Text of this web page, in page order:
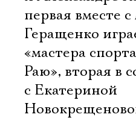
первая вместе
Геращенко
«мастера
Раю», вторая в
с Екатериной